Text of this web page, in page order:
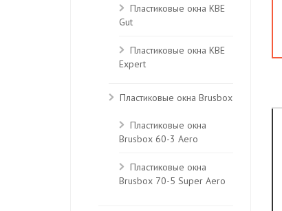
Пластиковые окна КВЕ
Gut
Пластиковые окна КВЕ
Expert
Пластиковые окна Brusbox
Пластиковые окна
Brusbox 60-3 Aero
Пластиковые окна
Brusbox 70-5 Super Aero